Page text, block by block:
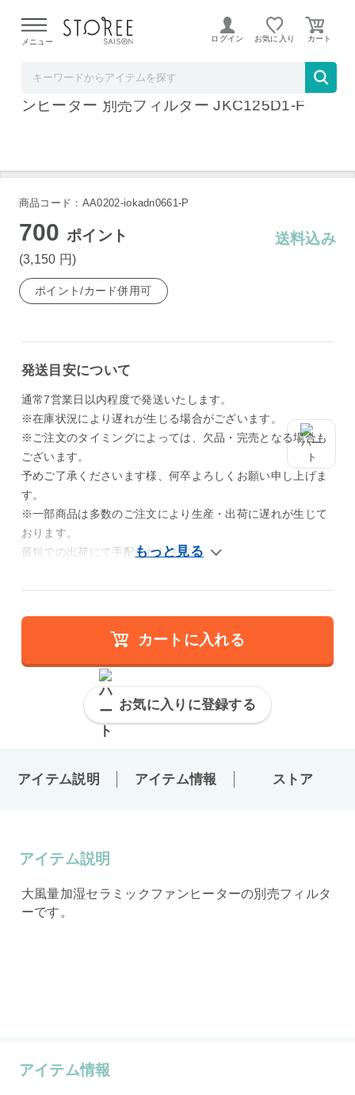
よる配送遅延が発生しております。
メニュー ログイン お気に入り
アイリスオーヤマ 大風量加湿セラミックファ
ンヒーター 別売フィルター JKC125D1-F
商品コード：AA0202-iokadn0661-P
700ポイント
(3,150 円)
送料込み
ポイント/カード併用可
発送目安について
通常7営業日以内程度で発送いたします。
※在庫状況により遅れが生じる場合がございます。
※ご注文のタイミングによっては、欠品・完売となる場合も
ございます。
予めご了承くださいます様、何卒よろしくお願い申し上げま
す。
※一部商品は多数のご注文により生産・出荷に遅れが生じて
おります。
最短での出荷にて手配いたします。
カートに入れる
お気に入りに登録する
アイテム説明 アイテム情報 ストア
アイテム説明
大風量加湿セラミックファンヒーターの別売フィルタ
ーです。
アイテム情報